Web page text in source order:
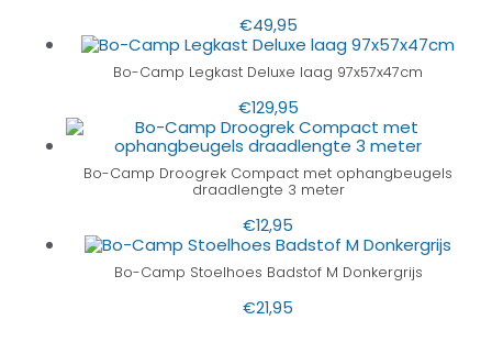
€49,95
Bo-Camp Legkast Deluxe laag 97x57x47cm
€129,95
Bo-Camp Droogrek Compact met ophangbeugels
draadlengte 3 meter
€12,95
Bo-Camp Stoelhoes Badstof M Donkergrijs
€21,95